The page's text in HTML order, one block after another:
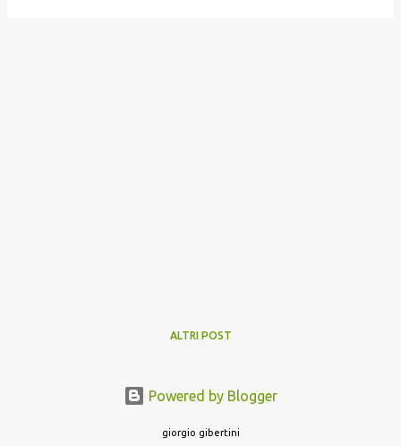
ALTRI POST
Powered by Blogger
giorgio gibertini